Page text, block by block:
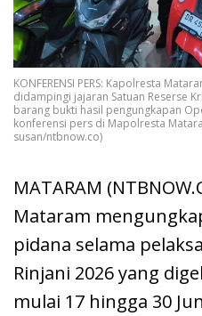
KONFERENSI PERS: Kapolresta
didampingi jajaran Satuan Reserse
barang bukti hasil pengungkapan
konferensi pers di Mapolresta
susan/ntbnow.co)
MATARAM
Mataram
pidana selama
Rinjani 2026 yang
mulai 17 hingga 30